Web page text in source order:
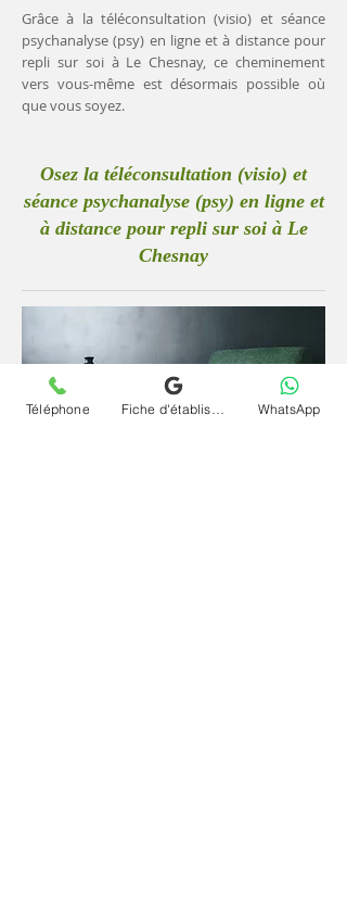
Grâce à la téléconsultation (visio) et séance
psychanalyse (psy) en ligne et à distance pour
repli sur soi à Le Chesnay, ce cheminement
vers vous-même est désormais possible où
que vous soyez.
Osez la téléconsultation (visio) et
séance psychanalyse (psy) en ligne et
à distance pour repli sur soi à Le
Chesnay
Téléphone WhatsApp